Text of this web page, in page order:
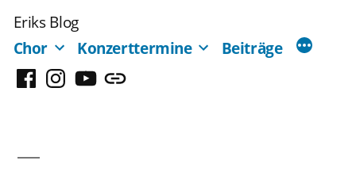
Inhalt
springen
Eriks Blog
Chor
Konzerttermine Beiträge
FacebookInstagram
YouTubeMastodon